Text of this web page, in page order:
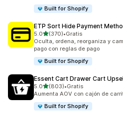
Built for Shopify
ETP Sort Hide Payment
5.0de 5 estrellas
(370)
370 reseñas en total
•Gratis
Oculta, ordena, reorganiza y
pago con reglas de pago
Built for Shopify
Essent Cart Drawer Cart
5.0de 5 estrellas
(803)
803 reseñas en total
•Gratis
Aumenta AOV con cajón de
Built for Shopify